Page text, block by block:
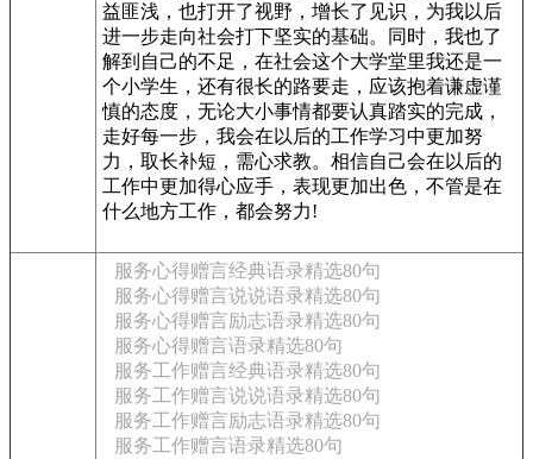
益匪浅，也打开了视野，增长了见识，为我以后
进一步走向社会打下坚实的基础。同时，我也了
解到自己的不足，在社会这个大学堂里我还是一
个小学生，还有很长的路要走，应该抱着谦虚谨
慎的态度，无论大小事情都要认真踏实的完成，
走好每一步，我会在以后的工作学习中更加努
力，取长补短，需心求教。相信自己会在以后的
工作中更加得心应手，表现更加出色，不管是在
什么地方工作，都会努力!
服务心得赠言经典语录精选80句
服务心得赠言说说语录精选80句
服务心得赠言励志语录精选80句
服务心得赠言语录精选80句
服务工作赠言经典语录精选80句
服务工作赠言说说语录精选80句
服务工作赠言励志语录精选80句
服务工作赠言语录精选80句